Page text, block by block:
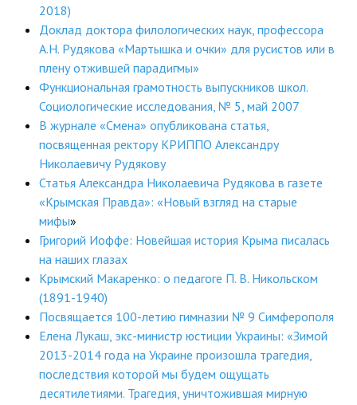
Профессиональная переподготовка
Повышение квалификации
КОНТАКТЫ
2018)
Доклад доктора филологических наук, профессора
А.Н. Рудякова «Мартышка и очки» для русистов или в
плену отжившей парадигмы»
Функциональная грамотность выпускников школ.
Социологические исследования, № 5, май 2007
В журнале «Смена» опубликована статья,
посвященная ректору КРИППО Александру
Николаевичу Рудякову
Статья Александра Николаевича Рудякова в газете
«Крымская Правда»: «Новый взгляд на старые
мифы»
Григорий Иоффе: Новейшая история Крыма писалась
на наших глазах
Крымский Макаренко: о педагоге П. В. Никольском
(1891-1940)
Посвящается 100-летию гимназии № 9 Симферополя
Елена Лукаш, экс-министр юстиции Украины: «Зимой
2013-2014 года на Украине произошла трагедия,
последствия которой мы будем ощущать
десятилетиями. Трагедия, уничтожившая мирную